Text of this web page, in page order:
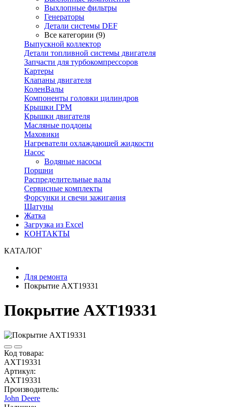
Выхлопные фильтры
Генераторы
Детали системы DEF
Все категории (9)
Выпускной коллектор
Детали топливной системы двигателя
Запчасти для турбокомпрессоров
Картеры
Клапаны двигателя
КоленВалы
Компоненты головки цилиндров
Крышки ГРМ
Крышки двигателя
Масляные поддоны
Маховики
Нагреватели охлаждающей жидкости
Насос
Водяные насосы
Поршни
Распределительные валы
Сервисные комплекты
Форсунки и свечи зажигания
Шатуны
Жатка
Загрузка из Excel
КОНТАКТЫ
КАТАЛОГ
Для ремонта
Покрытие AXT19331
Покрытие AXT19331
Код товара:
AXT19331
Артикул:
AXT19331
Производитель:
John Deere